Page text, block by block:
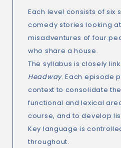
Each level consists of six
comedy stories looking
misadventures of four
who share a house.
The syllabus is closely
Headway. Each episode
context to consolidate
functional and lexical
course, and to develop
Key language is
throughout.